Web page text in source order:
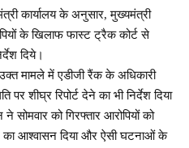
कार्यालय के अनुसार, मुख्यमंत्री
के खिलाफ फास्ट ट्रैक कोर्ट से
दिये।
मामले में एडीजी रैंक के अधिकारी
पर शीघ्र रिपोर्ट देने का भी निर्देश दिया
सोमवार को गिरफ्तार आरोपियों को
आश्वासन दिया और ऐसी घटनाओं के